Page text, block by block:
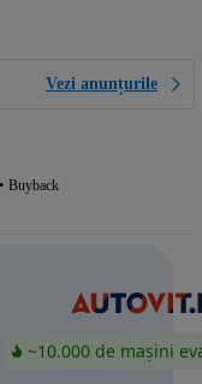
Vezi anunțurile
Buyback
~10.000 de mașini